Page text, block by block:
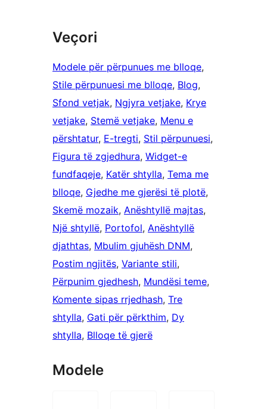
Veçori
Modele për përpunues me blloqe
Stile përpunuesi me blloqe, Blog
Sfond vetjak, Ngjyra vetjake, Krye
vetjake, Stemë vetjake, Menu e
përshtatur, E-tregti, Stil përpunuesi
Figura të zgjedhura, Widget-e
fundfaqeje, Katër shtylla, Tema me
blloqe, Gjedhe me gjerësi të plotë
Skemë mozaik, Anështyllë majtas
Një shtyllë, Portofol, Anështyllë
djathtas, Mbulim gjuhësh DNM
Postim ngjitës, Variante stili
Përpunim gjedhesh, Mundësi teme
Komente sipas rrjedhash, Tre
shtylla, Gati për përkthim, Dy
shtylla, Blloqe të gjerë
Modele